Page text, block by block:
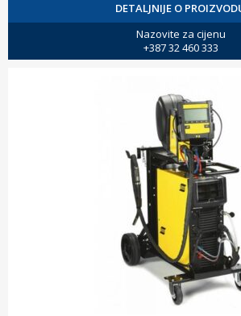
DETALJNIJE O
Nazovite za cijenu
+387 32 460 333